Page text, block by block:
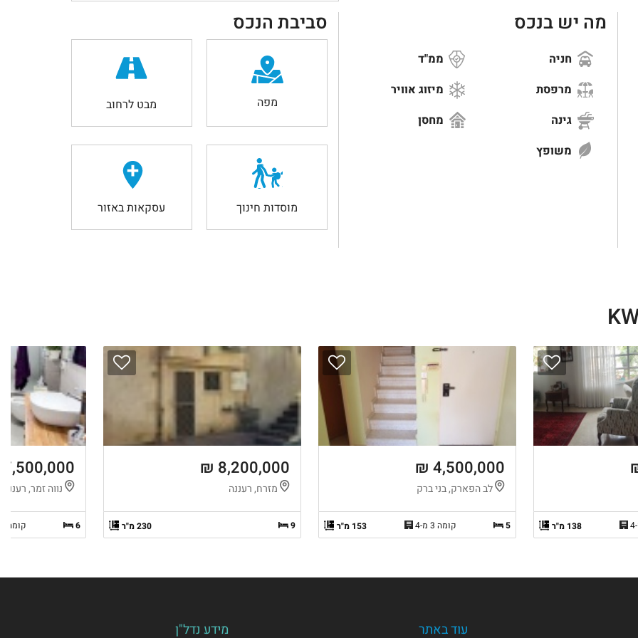
מה יש בנכס
חניה
ממ"ד
מרפסת
מיזוג אוויר
גינה
מחסן
משופץ
סביבת הנכס
מפה מבט לרחוב
מוסדות חינוך עסקאות באזור
138 מ"ר
4,500,000 ₪
לב הפארק, בני ברק
5 קומה 3 מ-4 153 מ"ר
8,200,000 ₪
מזרח, רעננה
9 230 מ"ר
7,500,000 ₪
נווה זמר, רעננה
6 קומה 6 מ-6
עוד באתר מידע נדל"ן